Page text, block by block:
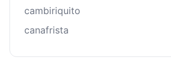
cambiriquito
canafrista